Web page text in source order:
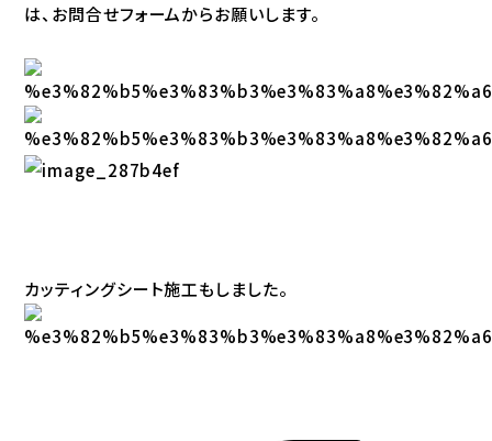
は、お問合せフォームからお願いします。
カッティングシート施工もしました。